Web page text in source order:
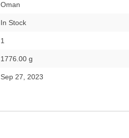
Oman
In Stock
1
1776.00 g
Sep 27, 2023